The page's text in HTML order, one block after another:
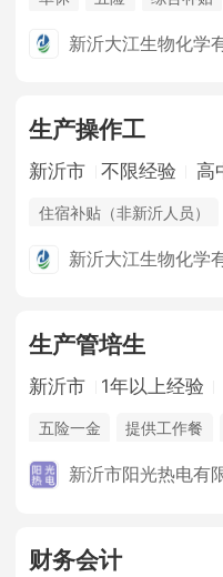
新沂大江生物化学
生产操作工
新沂市 不限经验 高
住宿补贴（非新沂人员）
综合补贴
奖励计划
新沂大江生物化学
生产管培生
新沂市 1年以上经验
五险一金 提供工作餐
上12休24
新沂市阳光热电有
财务会计